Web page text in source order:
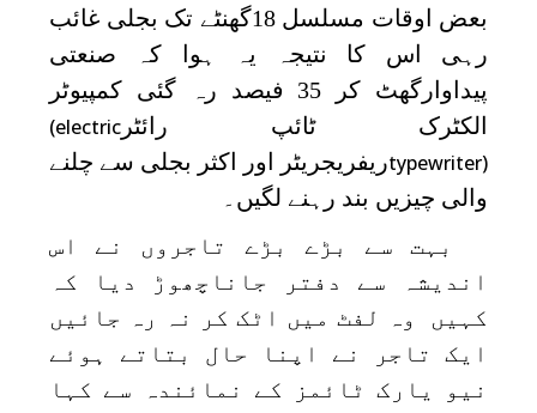
بعض اوقات مسلسل 18گھنٹے تک بجلی غائب
رہی اس کا نتیجہ یہ ہوا کہ صنعتی
پیداوارگھٹ کر 35 فیصد رہ گئی کمپیوٹر
الکٹرک ٹائپ رائٹر (electric
typewriter)ریفریجریٹر اور اکثر بجلی سے چلنے
والی چیزیں بند رہنے لگیں۔
بہت سے بڑے بڑے تاجروں نے اس
اندیشہ سے دفتر جاناچھوڑ دیا کہ
کہیں وہ لفٹ میں اٹک کر نہ رہ جائیں
ایک تاجر نے اپنا حال بتاتے ہوئے
نیو یارک ٹائمز کے نمائندہ سے کہا